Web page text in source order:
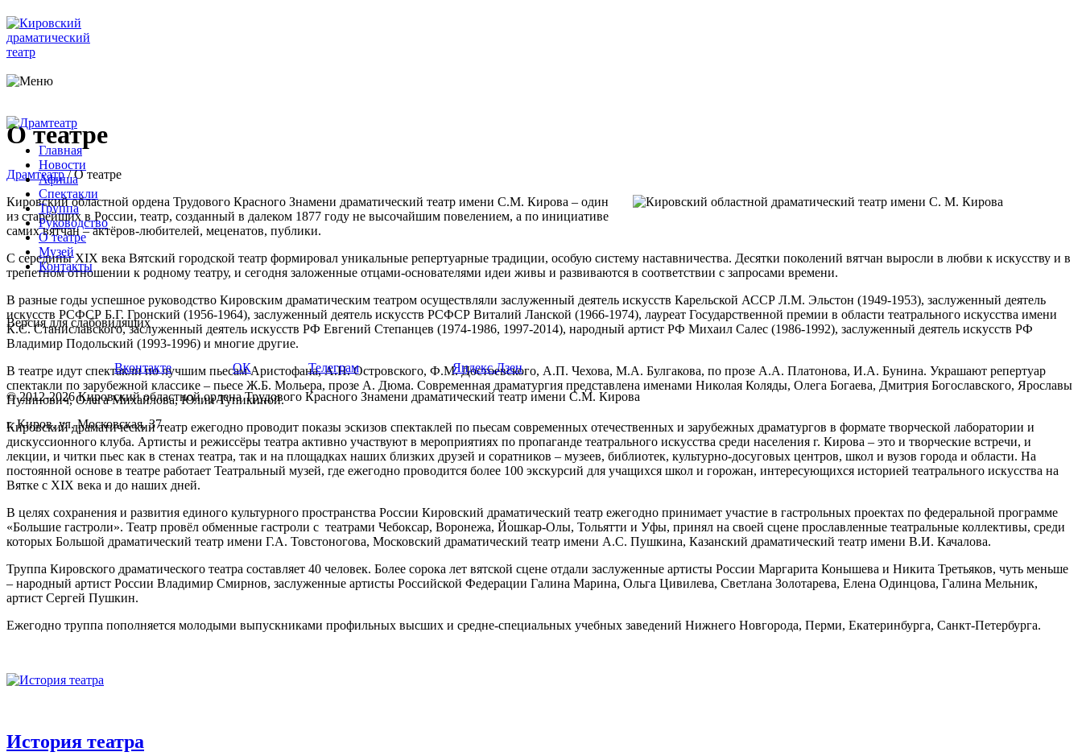
Главная
Новости
Афиша
Спектакли
Труппа
Руководство
О театре
Музей
Контакты
Версия для слабовидящих
Вконтакте ОК Телеграм Яндекс.Дзен
© 2012-2026 Кировский областной ордена Трудового Красного Знамени драматический театр имени С.М. Кирова
г. Киров, ул. Московская, 37
О театре
Драмтеатр /О театре
Кировский областной ордена Трудового Красного Знамени драматический театр имени С.М. Кирова – один
из старейших в России, театр, созданный в далеком 1877 году не высочайшим повелением, а по инициативе
самих вятчан – актёров-любителей, меценатов, публики.
С середины XIX века Вятский городской театр формировал уникальные репертуарные традиции, особую систему наставничества. Десятки поколений вятчан выросли в любви к искусству и в
трепетном отношении к родному театру, и сегодня заложенные отцами-основателями идеи живы и развиваются в соответствии с запросами времени.
В разные годы успешное руководство Кировским драматическим театром осуществляли заслуженный деятель искусств Карельской АССР Л.М. Эльстон (1949-1953), заслуженный деятель
искусств РСФСР Б.Г. Гронский (1956-1964), заслуженный деятель искусств РСФСР Виталий Ланской (1966-1974), лауреат Государственной премии в области театрального искусства имени
К.С. Станиславского, заслуженный деятель искусств РФ Евгений Степанцев (1974-1986, 1997-2014), народный артист РФ Михаил Салес (1986-1992), заслуженный деятель искусств РФ
Владимир Подольский (1993-1996) и многие другие.
В театре идут спектакли по лучшим пьесам Аристофана, А.Н. Островского, Ф.М. Достоевского, А.П. Чехова, М.А. Булгакова, по прозе А.А. Платонова, И.А. Бунина. Украшают репертуар
спектакли по зарубежной классике – пьесе Ж.Б. Мольера, прозе А. Дюма. Современная драматургия представлена именами Николая Коляды, Олега Богаева, Дмитрия Богославского, Ярославы
Пулинович, Олега Михайлова, Юлии Тупикиной.
Кировский драматический театр ежегодно проводит показы эскизов спектаклей по пьесам современных отечественных и зарубежных драматургов в формате творческой лаборатории и
дискуссионного клуба. Артисты и режиссёры театра активно участвуют в мероприятиях по пропаганде театрального искусства среди населения г. Кирова – это и творческие встречи, и
лекции, и читки пьес как в стенах театра, так и на площадках наших близких друзей и соратников – музеев, библиотек, культурно-досуговых центров, школ и вузов города и области. На
постоянной основе в театре работает Театральный музей, где ежегодно проводится более 100 экскурсий для учащихся школ и горожан, интересующихся историей театрального искусства на
Вятке с XIX века и до наших дней.
В целях сохранения и развития единого культурного пространства России Кировский драматический театр ежегодно принимает участие в гастрольных проектах по федеральной программе
«Большие гастроли». Театр провёл обменные гастроли с театрами Чебоксар, Воронежа, Йошкар-Олы, Тольятти и Уфы, принял на своей сцене прославленные театральные коллективы, среди
которых Большой драматический театр имени Г.А. Товстоногова, Московский драматический театр имени А.С. Пушкина, Казанский драматический театр имени В.И. Качалова.
Труппа Кировского драматического театра составляет 40 человек. Более сорока лет вятской сцене отдали заслуженные артисты России Маргарита Конышева и Никита Третьяков, чуть меньше
– народный артист России Владимир Смирнов, заслуженные артисты Российской Федерации Галина Марина, Ольга Цивилева, Светлана Золотарева, Елена Одинцова, Галина Мельник,
артист Сергей Пушкин.
Ежегодно труппа пополняется молодыми выпускниками профильных высших и средне-специальных учебных заведений Нижнего Новгорода, Перми, Екатеринбурга, Санкт-Петербурга.
История театра